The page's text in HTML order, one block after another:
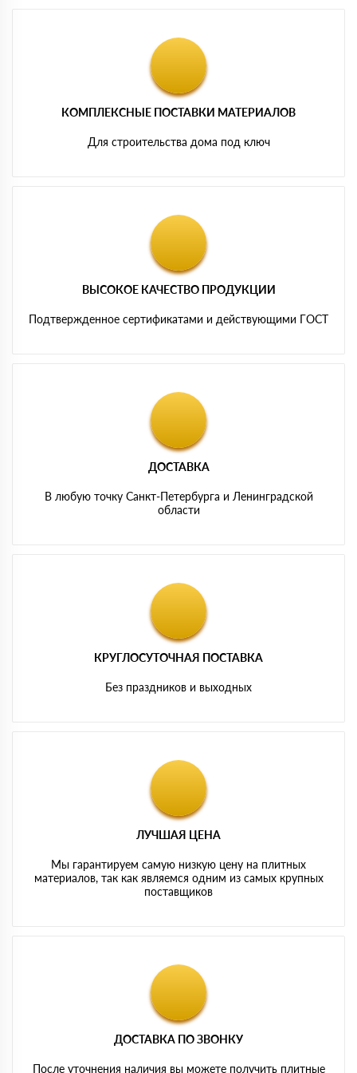
КОМПЛЕКСНЫЕ ПОСТАВКИ МАТЕРИАЛОВ
Для строительства дома под ключ
ВЫСОКОЕ КАЧЕСТВО ПРОДУКЦИИ
Подтвержденное сертификатами и действующими ГОСТ
ДОСТАВКА
В любую точку Санкт-Петербурга и Ленинградской
области
КРУГЛОСУТОЧНАЯ ПОСТАВКА
Без праздников и выходных
ЛУЧШАЯ ЦЕНА
Мы гарантируем самую низкую цену на плитных
материалов, так как являемся одним из самых крупных
поставщиков
ДОСТАВКА ПО ЗВОНКУ
После уточнения наличия вы можете получить плитные